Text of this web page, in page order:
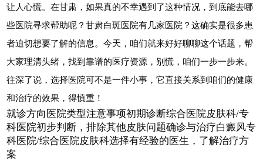
让人心慌。在甘肃，如果真的不幸遇到了这种情况，到底能去哪
些医院寻求帮助呢？甘肃白斑医院有几家医院？这确实是很多患
者迫切想要了解的信息。今天，咱们就来好好聊聊这个话题，帮
大家理清头绪，找到靠谱的医疗资源，别慌，咱们一步一步来。
往深了说，选择医院可不是一件小事，它直接关系到咱们的健康
和治疗的效果，得慎重！
就诊方向医院类型注意事项初期诊断综合医院皮肤科/专
科医院初步判断，排除其他皮肤问题确诊与治疗白癜风专
科医院/综合医院皮肤科选择有经验的医生，了解治疗方
案